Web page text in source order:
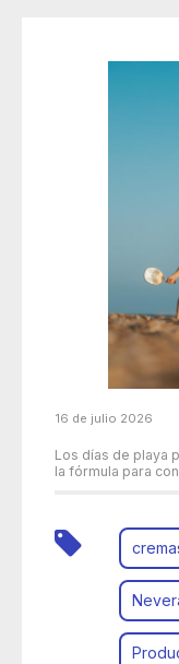
16 de julio 2026
Los días de playa
la fórmula para